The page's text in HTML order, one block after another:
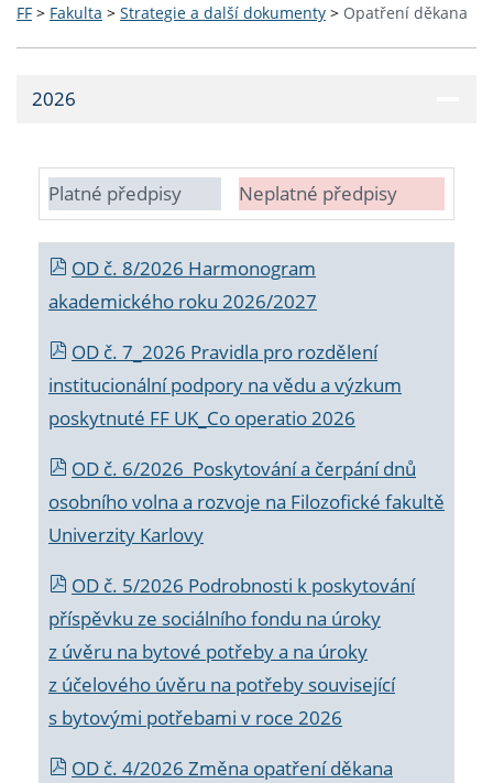
FF > Fakulta > Strategie a další dokumenty > Opatření děkana
2026
Platné předpisy Neplatné předpisy
OD č. 8/2026 Harmonogram
akademického roku 2026/2027
OD č. 7_2026 Pravidla pro rozdělení
institucionální podpory na vědu a výzkum
poskytnuté FF UK_Co operatio 2026
OD č. 6/2026 Poskytování a čerpání dnů
osobního volna a rozvoje na Filozofické fakultě
Univerzity Karlovy
OD č. 5/2026 Podrobnosti k poskytování
příspěvku ze sociálního fondu na úroky
z úvěru na bytové potřeby a na úroky
z účelového úvěru na potřeby související
s bytovými potřebami v roce 2026
OD č. 4/2026 Změna opatření děkana